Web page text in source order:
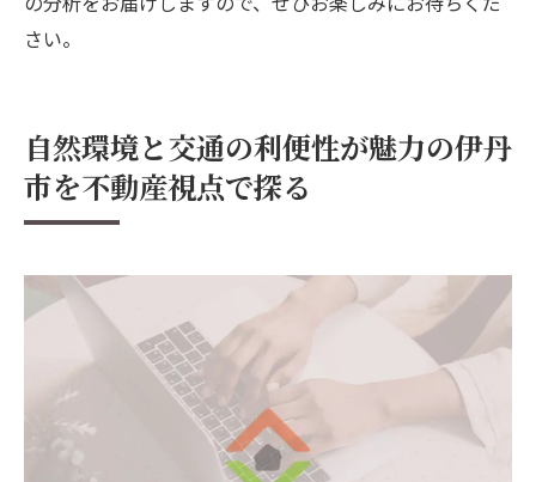
さい。
自然環境と交通の利便性が魅力の伊丹
市を不動産視点で探る